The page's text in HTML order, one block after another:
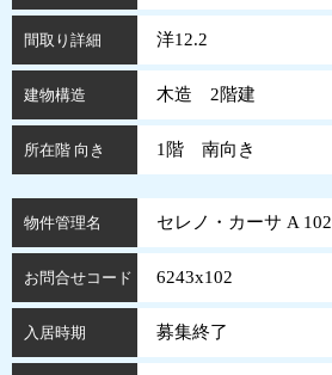
間取り詳細 洋12.2
建物構造 木造 2階建
所在階 向き 1階 南向き
物件管理名 セレノ・カーサ A 102
お問合せコード 6243x102
入居時期 募集終了